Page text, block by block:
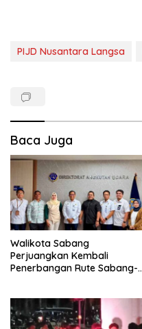
PIJD Nusantara Langsa
Baca Juga
Walikota Sabang
Perjuangkan Kembali
Penerbangan Rute Sabang-